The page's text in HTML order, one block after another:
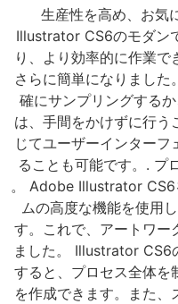
生産性を高め、お気
Illustrator CS6のモダン
り、より効率的に作業
さらに簡単になりまし
確にサンプリングする
は、手間をかけずに行う
じてユーザーインター
ることも可能です。. プ
。 Adobe Illustrator CS6
ムの高度な機能を使用
す。これで、アートワー
ました。 Illustrator CS6
すると、プロセス全体を
を作成できます。また、